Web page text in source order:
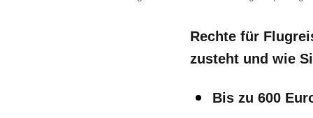
Rechte für
zusteht und wie
Bis zu 600